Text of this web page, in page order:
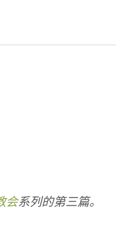
会系列的第三篇。